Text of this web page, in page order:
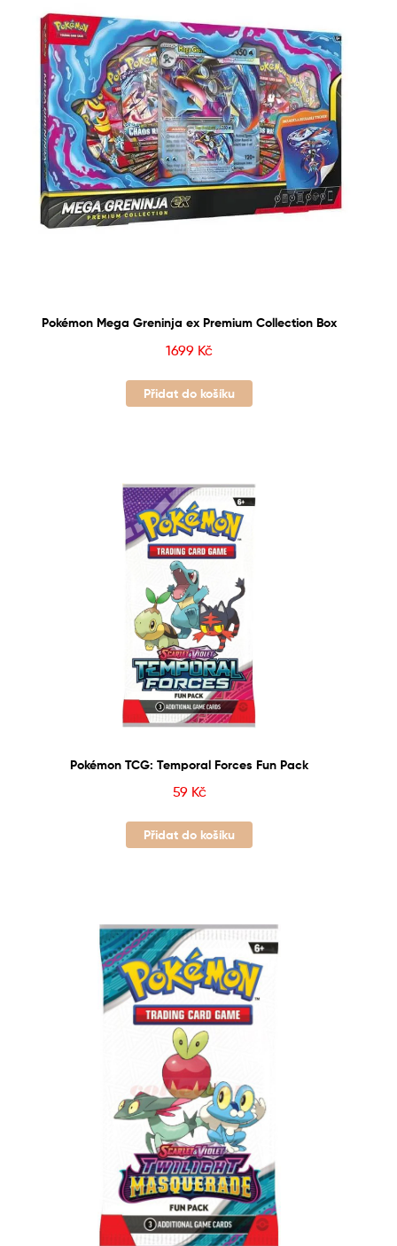
Pokémon Mega Greninja ex Premium Collection Box
1699 Kč
Přidat do košíku
Pokémon TCG: Temporal Forces Fun Pack
59 Kč
Přidat do košíku